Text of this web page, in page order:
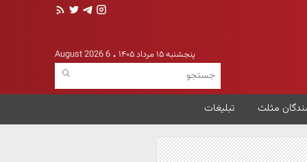
پنجشنبه ۱۵ مرداد ۱۴۰۵ 6 August 2026
مثلث تبلیغات